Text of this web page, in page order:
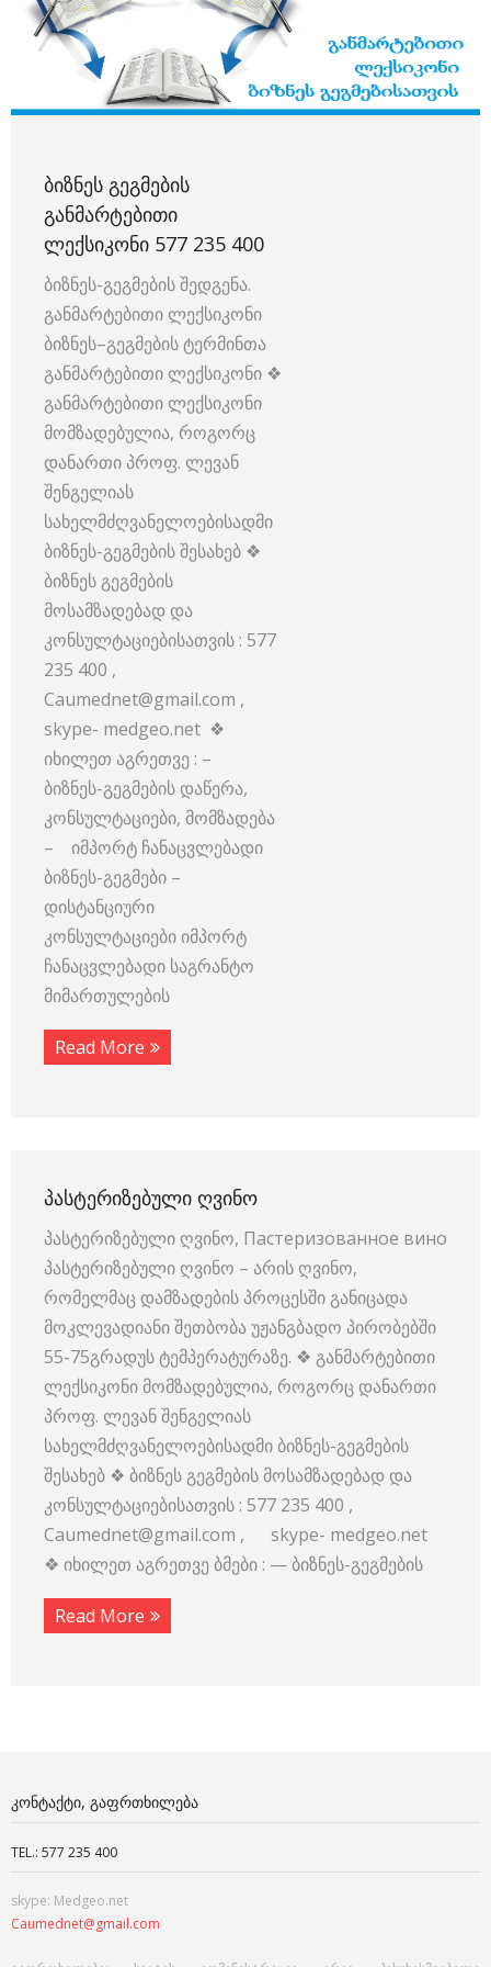
ᲑᲘᲖᲜᲔᲡ ᲒᲔᲒᲛᲔᲑᲘᲡ
ᲒᲐᲜᲛᲐᲠᲢᲔᲑᲘᲗᲘ
ᲚᲔᲥᲡᲘᲙᲝᲜᲘ 577 235 400
ბიზნეს-გეგმების შედგენა.
განმარტებითი ლექსიკონი
ბიზნეს–გეგმების ტერმინთა
განმარტებითი ლექსიკონი ❖
განმარტებითი ლექსიკონი
მომზადებულია, როგორც
დანართი პროფ. ლევან
შენგელიას
სახელმძღვანელოებისადმი
ბიზნეს-გეგმების შესახებ ❖
ბიზნეს გეგმების
მოსამზადებად და
კონსულტაციებისათვის : 577
235 400 ,
Caumednet@gmail.com ,
skype- medgeo.net ❖
იხილეთ აგრეთვე : –
ბიზნეს-გეგმების დაწერა,
კონსულტაციები, მომზადება
– იმპორტ ჩანაცვლებადი
ბიზნეს-გეგმები –
დისტანციური
კონსულტაციები იმპორტ
ჩანაცვლებადი საგრანტო
მიმართულების
Read More
ᲞᲐᲡᲢᲔᲠᲘᲖᲔᲑᲣᲚᲘ ᲦᲕᲘᲜᲝ
პასტერიზებული ღვინო, Пастеризованное вино
პასტერიზებული ღვინო – არის ღვინო,
რომელმაც დამზადების პროცესში განიცადა
მოკლევადიანი შეთბობა უჟანგბადო პირობებში
55-75გრადუს ტემპერატურაზე. ❖ განმარტებითი
ლექსიკონი მომზადებულია, როგორც დანართი
პროფ. ლევან შენგელიას
სახელმძღვანელოებისადმი ბიზნეს-გეგმების
შესახებ ❖ ბიზნეს გეგმების მოსამზადებად და
კონსულტაციებისათვის : 577 235 400 ,
Caumednet@gmail.com , skype- medgeo.net
❖ იხილეთ აგრეთვე ბმები : — ბიზნეს-გეგმების
Read More
ᲙᲝᲜᲢᲐᲥᲢᲘ, ᲒᲐᲤᲠᲗᲮᲘᲚᲔᲑᲐ
TEL.: 577 235 400
skype: Medgeo.net
Caumednet@gmail.com